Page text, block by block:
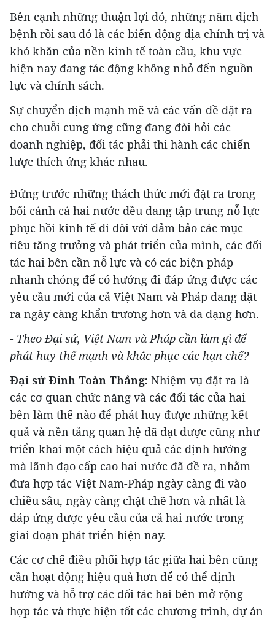
Bên cạnh những thuận lợi đó, những năm dịch
bệnh rồi sau đó là các biến động địa chính trị và
khó khăn của nền kinh tế toàn cầu, khu vực
hiện nay đang tác động không nhỏ đến nguồn
lực và chính sách.
Sự chuyển dịch mạnh mẽ và các vấn đề đặt ra
cho chuỗi cung ứng cũng đang đòi hỏi các
doanh nghiệp, đối tác phải thi hành các chiến
lược thích ứng khác nhau.
Đứng trước những thách thức mới đặt ra trong
bối cảnh cả hai nước đều đang tập trung nỗ lực
phục hồi kinh tế đi đôi với đảm bảo các mục
tiêu tăng trưởng và phát triển của mình, các đối
tác hai bên cần nỗ lực và có các biện pháp
nhanh chóng để có hướng đi đáp ứng được các
yêu cầu mới của cả Việt Nam và Pháp đang đặt
ra ngày càng khẩn trương hơn và đa dạng hơn.
- Theo Đại sứ, Việt Nam và Pháp cần làm gì để
phát huy thế mạnh và khắc phục các hạn chế?
Đại sứ Đinh Toàn Thắng: Nhiệm vụ đặt ra là
các cơ quan chức năng và các đối tác của hai
bên làm thế nào để phát huy được những kết
quả và nền tảng quan hệ đã đạt được cũng như
triển khai một cách hiệu quả các định hướng
mà lãnh đạo cấp cao hai nước đã đề ra, nhằm
đưa hợp tác Việt Nam-Pháp ngày càng đi vào
chiều sâu, ngày càng chặt chẽ hơn và nhất là
đáp ứng được yêu cầu của cả hai nước trong
giai đoạn phát triển hiện nay.
Các cơ chế điều phối hợp tác giữa hai bên cũng
cần hoạt động hiệu quả hơn để có thể định
hướng và hỗ trợ các đối tác hai bên mở rộng
hợp tác và thực hiện tốt các chương trình, dự án